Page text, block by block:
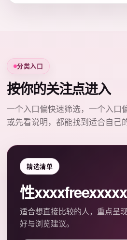
分类入口
按你的关注点进入
一个入口偏快速筛选，一个入口
或先看说明，都能找到适合自己
精选清单
性
适合想直接比较的人，重点呈
好与浏览建议。